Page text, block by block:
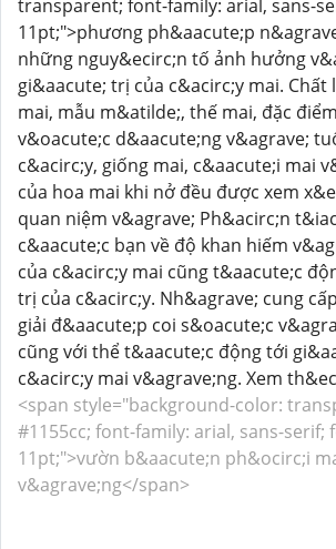
transparent; font-family: arial, sans-
11pt;">phương ph&aacute;p
những nguy&ecirc;n tố ảnh hưởng
gi&aacute; trị của c&acirc;y mai. Chất
mai, mẫu m&atilde;, thế mai, đặc
v&oacute;c d&aacute;ng v&agrave;
c&acirc;y, giống mai, c&aacute;i mai
của hoa mai khi nở đều được xem
quan niệm v&agrave; Ph&acirc;n
c&aacute;c bạn về độ khan hiếm
của c&acirc;y mai cũng t&aacute;c
trị của c&acirc;y. Nh&agrave; cung
giải đ&aacute;p coi s&oacute;c
cũng với thể t&aacute;c động tới
c&acirc;y mai v&agrave;ng. Xem
<span style="background-color:
#1155cc; font-family: arial, sans-serif;
11pt;">vườn b&aacute;n ph&ocirc;i
v&agrave;ng</span>